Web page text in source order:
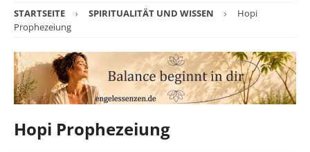
STARTSEITE SPIRITUALITÄT UND WISSEN
Hopi
Prophezeiung
Hopi Prophezeiung